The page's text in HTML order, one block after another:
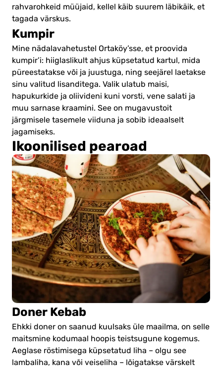
rahvarohkeid müüjaid, kellel käib suurem läbikäik, et
tagada värskus.
Kumpir
Mine nädalavahetustel Ortaköy’sse, et proovida
kumpir’i: hiiglaslikult ahjus küpsetatud kartul, mida
püreestatakse või ja juustuga, ning seejärel laetakse
sinu valitud lisanditega. Valik ulatub maisi,
hapukurkide ja oliivideni kuni vorsti, vene salati ja
muu sarnase kraamini. See on mugavustoit
järgmisele tasemele viiduna ja sobib ideaalselt
jagamiseks.
Ikoonilised pearoad
Doner Kebab
Ehkki doner on saanud kuulsaks üle maailma, on selle
maitsmine kodumaal hoopis teistsugune kogemus.
Aeglase röstimisega küpsetatud liha – olgu see
lambaliha, kana või veiseliha – lõigatakse värskelt